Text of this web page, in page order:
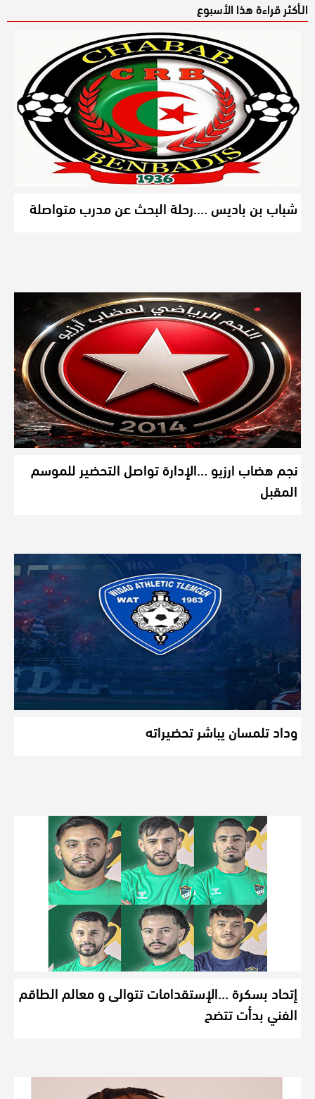
الـأكثر قراءة هذا الأسبوع
شباب بن باديس ….رحلة البحث عن مدرب متواصلة
نجم هضاب ارزيو …الإدارة تواصل التحضير للموسم
المقبل
وداد تلمسان يباشر تحضيراته
إتحاد بسكرة …الإستقدامات تتوالى و معالم الطاقم
الفني بدأت تتضح